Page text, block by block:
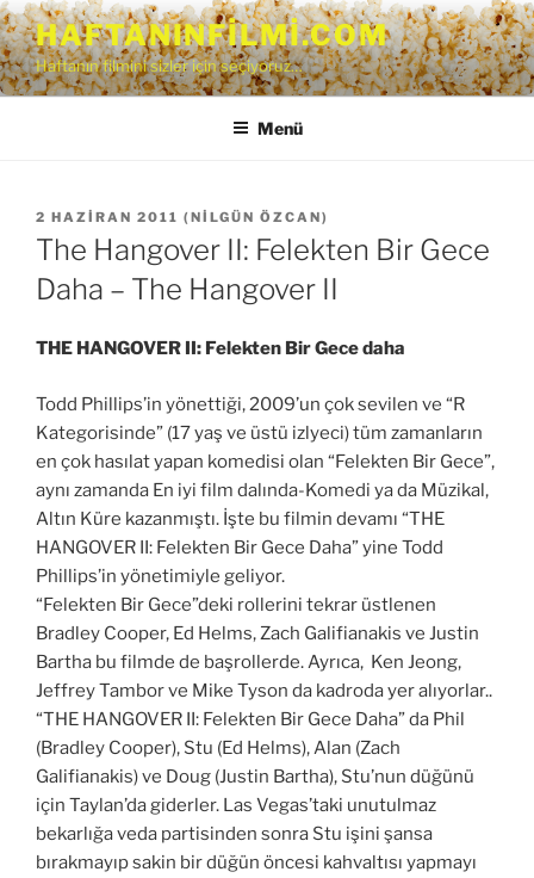
İçeriğe
geç HAFTANINFILMI.COM
Haftanın filmini sizler için seçiyoruz…
Menü
YAYIM
TARIHI
2 HAZIRAN 2011 ( NILGÜN ÖZCAN)
The Hangover II: Felekten Bir Gece
Daha – The Hangover II
THE HANGOVER II: Felekten Bir Gece daha
Todd Phillips’in yönettiği, 2009’un çok sevilen ve “R
Kategorisinde” (17 yaş ve üstü izlyeci) tüm zamanların
en çok hasılat yapan komedisi olan “Felekten Bir Gece”,
aynı zamanda En iyi film dalında-Komedi ya da Müzikal,
Altın Küre kazanmıştı. İşte bu filmin devamı “THE
HANGOVER II: Felekten Bir Gece Daha” yine Todd
Phillips’in yönetimiyle geliyor.
“Felekten Bir Gece”deki rollerini tekrar üstlenen
Bradley Cooper, Ed Helms, Zach Galifianakis ve Justin
Bartha bu filmde de başrollerde. Ayrıca, Ken Jeong,
Jeffrey Tambor ve Mike Tyson da kadroda yer alıyorlar..
“THE HANGOVER II: Felekten Bir Gece Daha” da Phil
(Bradley Cooper), Stu (Ed Helms), Alan (Zach
Galifianakis) ve Doug (Justin Bartha), Stu’nun düğünü
için Taylan’da giderler. Las Vegas’taki unutulmaz
bekarlığa veda partisinden sonra Stu işini şansa
bırakmayıp sakin bir düğün öncesi kahvaltısı yapmayı